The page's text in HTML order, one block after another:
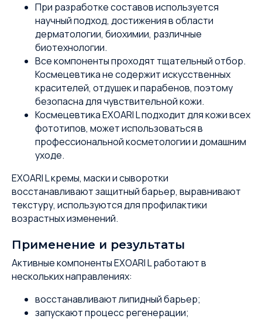
При разработке составов используется
научный подход, достижения в области
дерматологии, биохимии, различные
биотехнологии.
Все компоненты проходят тщательный отбор.
Космецевтика не содержит искусственных
красителей, отдушек и парабенов, поэтому
безопасна для чувствительной кожи.
Космецевтика EXOARI L подходит для кожи всех
фототипов, может использоваться в
профессиональной косметологии и домашним
уходе.
EXOARI L кремы, маски и сыворотки
восстанавливают защитный барьер, выравнивают
текстуру, используются для профилактики
возрастных изменений.
Применение и результаты
Активные компоненты EXOARI L работают в
нескольких направлениях:
восстанавливают липидный барьер;
запускают процесс регенерации;